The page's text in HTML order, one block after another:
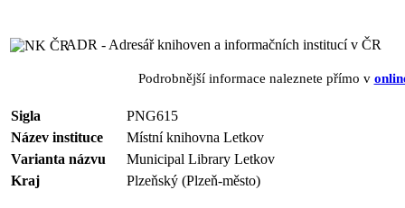
ADR - Adresář knihoven a informačních institucí v ČR
Podrobnější informace naleznete přímo v
Sigla
PNG615
Název instituce
Místní knihovna Letkov
Varianta názvu
Municipal Library Letkov
Kraj
Plzeňský (Plzeň-město)